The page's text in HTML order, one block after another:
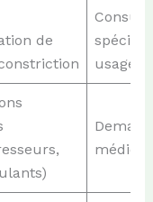
de
usage
médical